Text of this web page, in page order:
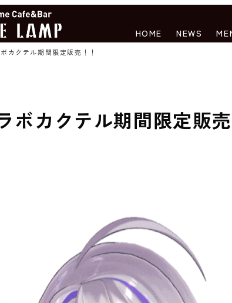
HOME NEWS
カクテル期間限定販売！！
ボカクテル期間限定販売